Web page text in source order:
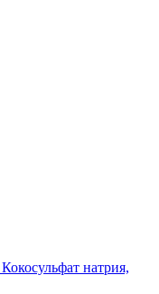
Кокосульфат натрия,